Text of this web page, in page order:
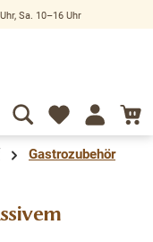
Sa. 10–16 Uhr
Gastrozubehör